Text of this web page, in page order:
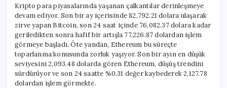
Ethereum
Zor
Durumda
için
Kripto para piyasalarında yaşanan çalkantılar derinleşmeye
devam ediyor. Son bir ay içerisinde 82,792.21 dolara ulaşarak
zirve yapan Bitcoin, son 24 saat içinde 76,082.37 dolara kadar
geriledikten sonra hafif bir artışla 77,226.87 dolardan işlem
görmeye başladı. Öte yandan, Ethereum bu süreçte
toparlanma konusunda zorluk yaşıyor. Son bir ayın en düşük
seviyesini 2,093.48 dolarda gören Ethereum, düşüş trendini
sürdürüyor ve son 24 saatte %0.31 değer kaybederek 2,127.78
dolardan işlem görmekte.